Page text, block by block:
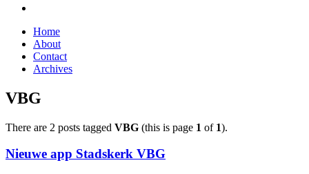
Skip
content
Home
About
Contact
Archives
VBG
There are 2 posts tagged VBG (this is page 1 of 1).
Nieuwe app Stadskerk VBG